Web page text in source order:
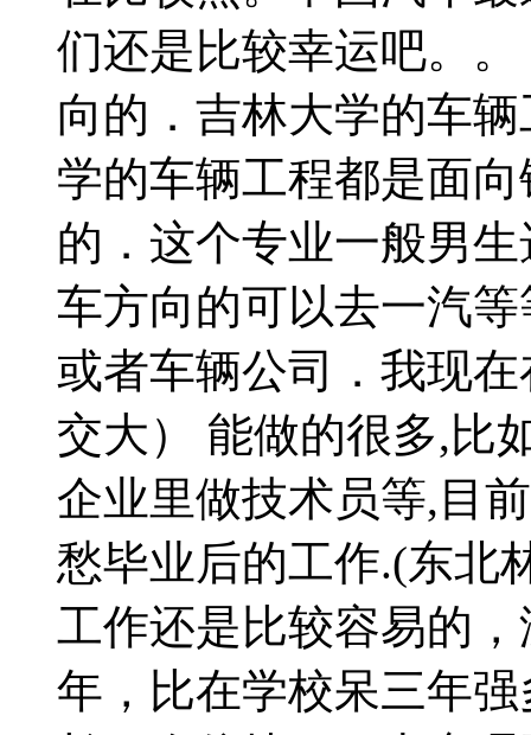
们还是比较幸运吧。
向的．吉林大学的车
学的车辆工程都是面
的．这个专业一般男
车方向的可以去一汽
或者车辆公司．我现
交大） 能做的很多,比
企业里做技术员等,目
愁毕业后的工作.(东北
工作还是比较容易的
年，比在学校呆三年